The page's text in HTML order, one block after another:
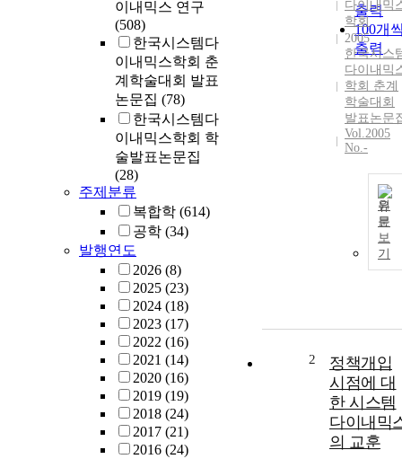
이내믹스 연구
(508)
한국시스템다
이내믹스학회 춘
계학술대회 발표
논문집 (78)
한국시스템다
이내믹스학회 학
술발표논문집
(28)
주제분류
복합학 (614)
공학 (34)
발행연도
2026 (8)
2025 (23)
2024 (18)
2023 (17)
2022 (16)
2021 (14)
2020 (16)
2019 (19)
2018 (24)
2017 (21)
2016 (24)
출력
100개
출력
다이내믹
학회
2005
한국시스
다이내믹
학회 춘계
학술대회
발표논문
Vol.2005
No.-
원
문
보
기
2
정책개입
시점에 대
한 시스템
다이내믹
의 교훈